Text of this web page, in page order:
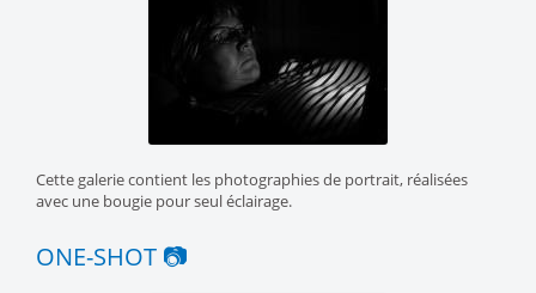
Cette galerie contient les photographies de portrait, réalisées
avec une bougie pour seul éclairage.
ONE-SHOT 📷